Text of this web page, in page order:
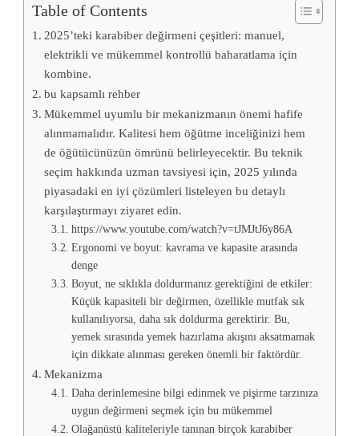
Table of Contents
2025’teki karabiber değirmeni çeşitleri: manuel,
elektrikli ve mükemmel kontrollü baharatlama için
kombine.
bu kapsamlı rehber
Mükemmel uyumlu bir mekanizmanın önemi hafife
alınmamalıdır. Kalitesi hem öğütme inceliğinizi hem
de öğütücünüzün ömrünü belirleyecektir. Bu teknik
seçim hakkında uzman tavsiyesi için, 2025 yılında
piyasadaki en iyi çözümleri listeleyen bu detaylı
karşılaştırmayı ziyaret edin.
https://www.youtube.com/watch?v=tJMJtJ6y86A
Ergonomi ve boyut: kavrama ve kapasite arasında
denge
Boyut, ne sıklıkla doldurmanız gerektiğini de etkiler:
Küçük kapasiteli bir değirmen, özellikle mutfak sık
kullanılıyorsa, daha sık doldurma gerektirir. Bu,
yemek sırasında yemek hazırlama akışını aksatmamak
için dikkate alınması gereken önemli bir faktördür.
Mekanizma
Daha derinlemesine bilgi edinmek ve pişirme tarzınıza
uygun değirmeni seçmek için bu mükemmel
Olağanüstü kaliteleriyle tanınan birçok karabiber